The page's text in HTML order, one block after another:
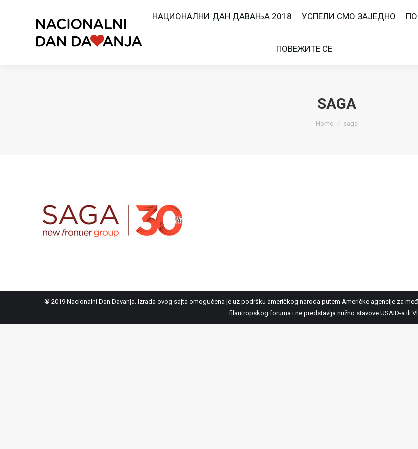
НАЦИОНАЛНИ ДАН ДАВАЊА 2018 УСПЕЛИ СМО ЗАЈЕДНО
ПОВЕЖИТЕ СЕ
SAGA
Home saga
® 2019 Nacionalni Dan Davanja. Izrada ovog sajta omogućena je uz podršku američkog naroda putem Američke agencije za
filantropskog foruma i ne predstavlja nužno stavove USAID-a ili